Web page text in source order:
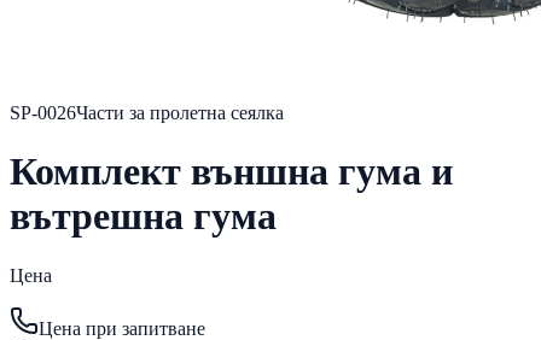
SP-0026Части за пролетна сеялка
Комплект външна гума и
вътрешна гума
Цена
Цена при запитване